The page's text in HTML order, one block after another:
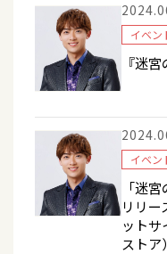
イベン
『迷
イベン
「迷
リリ
ット
ストア